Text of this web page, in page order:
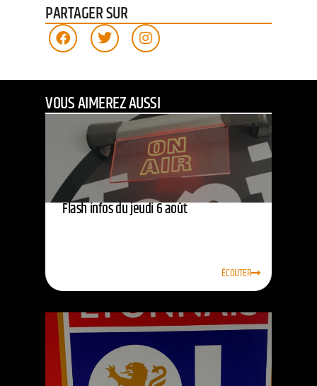
PARTAGER SUR
VOUS AIMEREZ AUSSI
Flash infos du jeudi 6 août
ÉCOUTER